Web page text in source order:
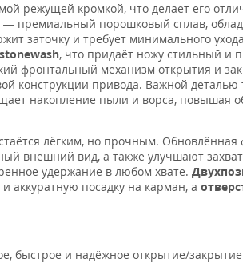
режущей кромкой, что делает его
— премиальный порошковый сплав,
заточку и требует минимального
stonewash, что придаёт ножу стильный и
фронтальный механизм открытия и
конструкции привода. Важной деталью
накопление пыли и ворса, повышая
лёгким, но прочным.
внешний вид, а также улучшают
удержание в любом хвате.
аккуратную посадку на карман, а
быстрое и надёжное открытие/